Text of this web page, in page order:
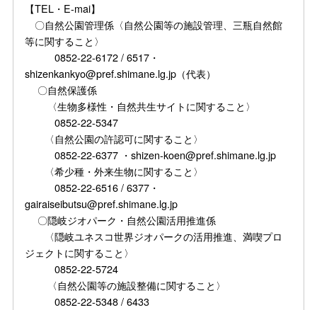
【TEL・E-mai】
〇自然公園管理係〈自然公園等の施設管理、三瓶自然館
等に関すること〉
0852-22-6172 / 6517・
shizenkankyo@pref.shimane.lg.jp（代表）
〇自然保護係
〈生物多様性・自然共生サイトに関すること〉
0852-22-5347
〈自然公園の許認可に関すること〉
0852-22-6377 ・shizen-koen@pref.shimane.lg.jp
〈希少種・外来生物に関すること〉
0852-22-6516 / 6377・
gairaiseibutsu@pref.shimane.lg.jp
〇隠岐ジオパーク・自然公園活用推進係
〈隠岐ユネスコ世界ジオパークの活用推進、満喫プロ
ジェクトに関すること〉
0852-22-5724
〈自然公園等の施設整備に関すること〉
0852-22-5348 / 6433